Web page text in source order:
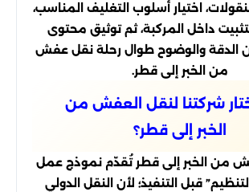
اختيار أسلوب التغليف المناسب،
داخل المركبة، ثم توثيق محتوى
الدقة والوضوح طوال رحلة نقل عفش
من الخبر إلى قطر.
شركتنا لنقل العفش من
الخبر إلى قطر؟
من الخبر إلى قطر تُقدّم نموذج عمل
قبل التنفيذ؛ لأن النقل الدولي